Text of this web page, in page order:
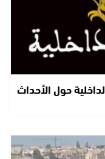
حول الأحداث